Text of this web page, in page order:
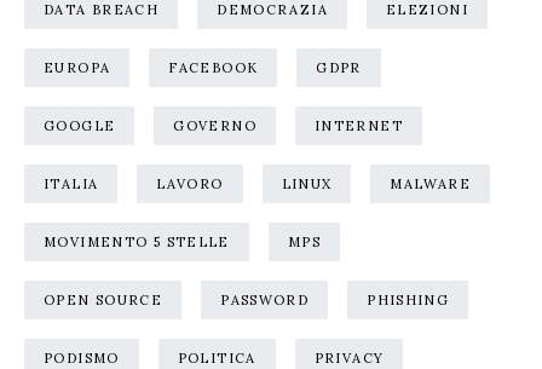
DATA BREACH DEMOCRAZIA ELEZIONI
EUROPA FACEBOOK GDPR
GOOGLE GOVERNO INTERNET
ITALIA LAVORO LINUX MALWARE
MOVIMENTO 5 STELLE MPS
OPEN SOURCE PASSWORD PHISHING
PODISMO POLITICA PRIVACY